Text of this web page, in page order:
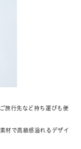
旅行先など持ち運びも便
材で高級感溢れるデザイ